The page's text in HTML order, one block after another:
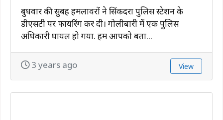
बुधवार की सुबह हमलावरों ने सिंकदरा पुलिस स्टेशन के
डीएसटी पर फायरिंग कर दी। गोलीबारी में एक पुलिस
अधिकारी घायल हो गया. हम आपको बता...
3 years ago View